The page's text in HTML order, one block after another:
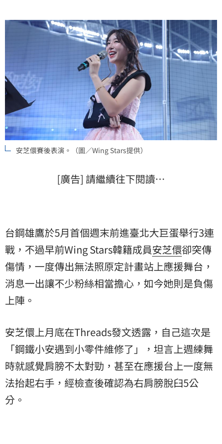
安芝儇賽後表演。（圖／Wing Stars提供）
[廣告] 請繼續往下閱讀…
台鋼雄鷹於5月首個週末前進臺北大巨蛋舉行3連
戰，不過早前Wing Stars韓籍成員安芝儇卻突傳
傷情，一度傳出無法照原定計畫站上應援舞台，
消息一出讓不少粉絲相當擔心，如今她則是負傷
上陣。
安芝儇上月底在Threads發文透露，自己這次是
「鋼鐵小安遇到小零件維修了」，坦言上週練舞
時就感覺肩膀不太對勁，甚至在應援台上一度無
法抬起右手，經檢查後確認為右肩膀脫臼5公
分。